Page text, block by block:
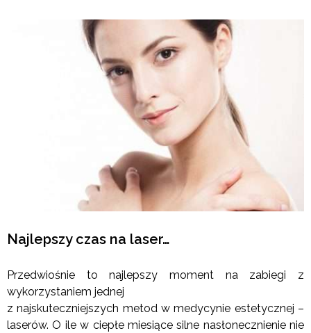
Najlepszy czas na laser…
Przedwiośnie to najlepszy moment na zabiegi z
wykorzystaniem jednej
z najskuteczniejszych metod w medycynie estetycznej –
laserów. O ile w ciepłe miesiące silne nasłonecznienie nie